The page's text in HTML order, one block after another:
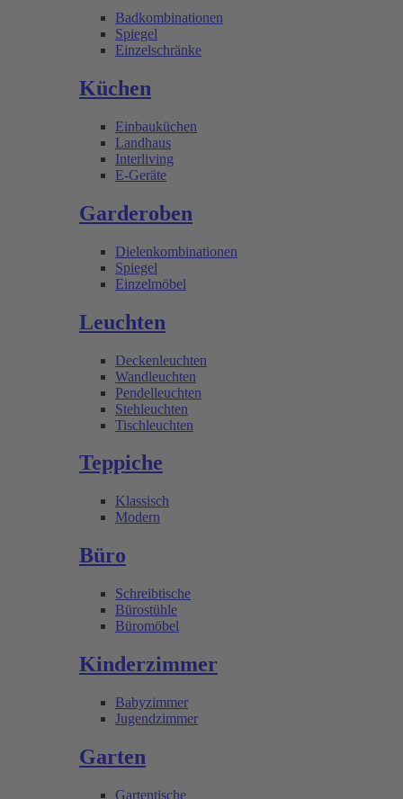
Badkombinationen
Spiegel
Einzelschränke
Küchen
Einbauküchen
Landhaus
Interliving
E-Geräte
Garderoben
Dielenkombinationen
Spiegel
Einzelmöbel
Leuchten
Deckenleuchten
Wandleuchten
Pendelleuchten
Stehleuchten
Tischleuchten
Teppiche
Klassisch
Modern
Büro
Schreibtische
Bürostühle
Büromöbel
Kinderzimmer
Babyzimmer
Jugendzimmer
Garten
Gartentische